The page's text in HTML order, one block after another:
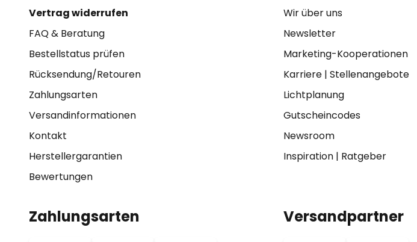
Vertrag widerrufen
FAQ & Beratung
Bestellstatus prüfen
Rücksendung/Retouren
Zahlungsarten
Versandinformationen
Kontakt
Herstellergarantien
Bewertungen
Wir über uns
Newsletter
Marketing-Kooperationen
Karriere| Stellenangebote
Lichtplanung
Gutscheincodes
Newsroom
Inspiration| Ratgeber
Zahlungsarten Versandpartner